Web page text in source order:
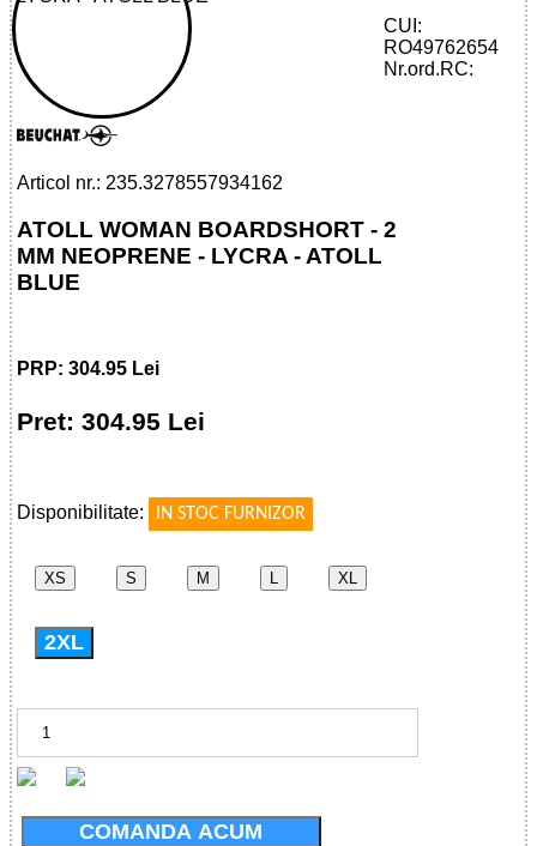
32785579341 - ATOLL WOMAN
BOARDSHORT 2 MM ALBASTRU ATOL
Articol nr.: 235.3278557934162
ATOLL WOMAN BOARDSHORT - 2
MM NEOPRENE - LYCRA - ATOLL
BLUE
PRP: 304.95 Lei
Pret: 304.95 Lei
Disponibilitate:
IN STOC FURNIZOR
XS S M XL
2XL
COMANDA ACUM
CUI:
RO49762654
Nr.ord.RC: